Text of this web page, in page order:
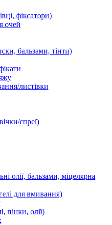
фіксатори)
очей
бальзами, тінти)
листівки
спреї)
олії, бальзами, міцелярна
для вмивання)
пінки, олії)